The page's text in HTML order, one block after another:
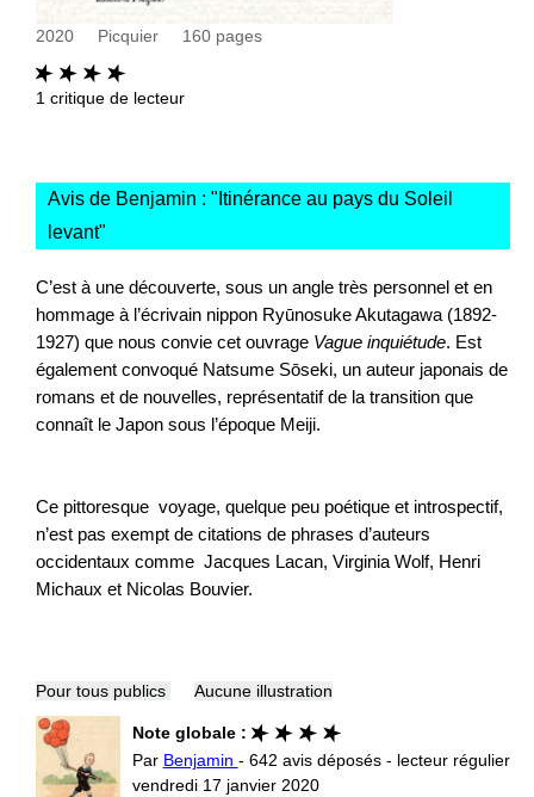
2020 Picquier 160 pages
1 critique de lecteur
Avis de Benjamin : " Itinérance au pays du Soleil
levant"
C’est à une découverte, sous un angle très personnel et en
hommage à l’écrivain nippon Ryūnosuke Akutagawa (1892-
1927) que nous convie cet ouvrage Vague inquiétude. Est
également convoqué Natsume Sōseki, un auteur japonais de
romans et de nouvelles, représentatif de la transition que
connaît le Japon sous l’époque Meiji.
Ce pittoresque voyage, quelque peu poétique et introspectif,
n’est pas exempt de citations de phrases d’auteurs
occidentaux comme Jacques Lacan, Virginia Wolf, Henri
Michaux et Nicolas Bouvier.
Pour tous publics Aucune illustration
Note globale :
Par Benjamin - 642 avis déposés - lecteur régulier
vendredi 17 janvier 2020